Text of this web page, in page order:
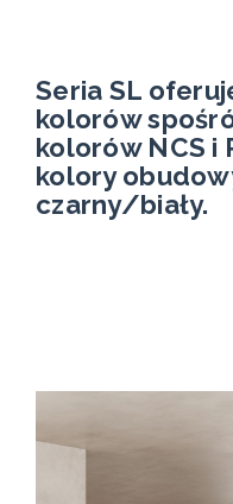
Seria SL
kolorów
kolorów NCS i
kolory
czarny/biały.